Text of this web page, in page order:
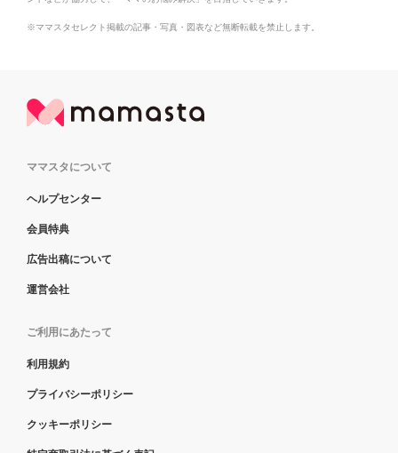
※ママスタセレクト掲載の記事・写真・図表など無断転載を禁止します。
ママスタについて
ヘルプセンター
会員特典
広告出稿について
運営会社
ご利用にあたって
利用規約
プライバシーポリシー
クッキーポリシー